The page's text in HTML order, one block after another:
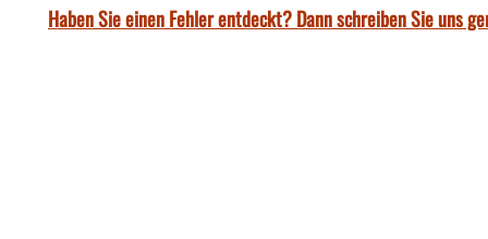
Haben Sie einen Fehler entdeckt? Dann schreiben Sie uns